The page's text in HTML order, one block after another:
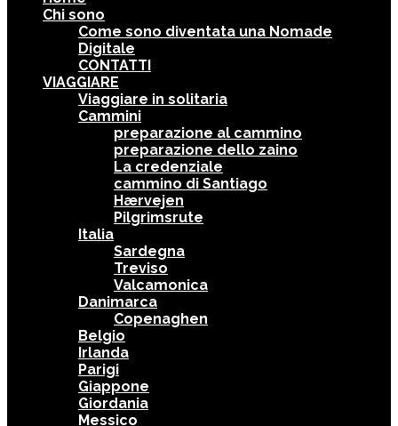
Chi sono
Come sono diventata una Nomade
Digitale
CONTATTI
VIAGGIARE
Viaggiare in solitaria
Cammini
preparazione al cammino
preparazione dello zaino
La credenziale
cammino di Santiago
Hærvejen
Pilgrimsrute
Italia
Sardegna
Treviso
Valcamonica
Danimarca
Copenaghen
Belgio
Irlanda
Parigi
Giappone
Giordania
Messico